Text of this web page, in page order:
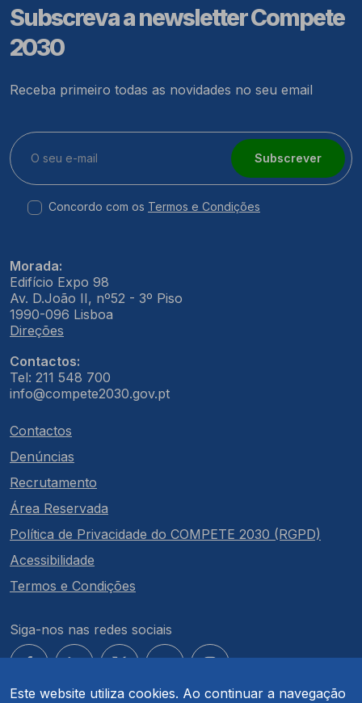
Este website utiliza cookies. Ao continuar a navegação
Subscreva a newsletter Compete
2030
Receba primeiro todas as novidades no seu email
Subscrever
Concordo com os Termos e Condições
Morada:
Edifício Expo 98
Av. D.João II, nº52 - 3º Piso
1990-096 Lisboa
Direções
Contactos:
Tel: 211 548 700
info@compete2030.gov.pt
Contactos
Denúncias
Recrutamento
Área Reservada
Política de Privacidade do COMPETE 2030 (RGPD)
Acessibilidade
Termos e Condições
Siga-nos nas redes sociais